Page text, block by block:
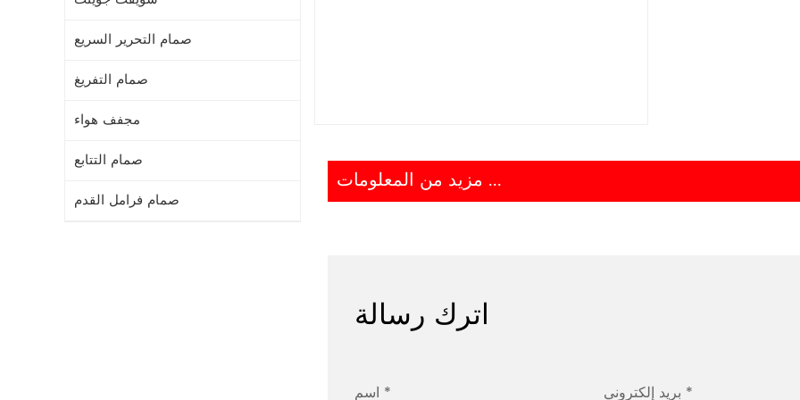
صمام التحرير السريع
صمام التفريغ
مجفف هواء
صمام التتابع
صمام فرامل القدم
مزيد من المعلومات ...
اترك رسالة
اسم * بريد إلكتروني *